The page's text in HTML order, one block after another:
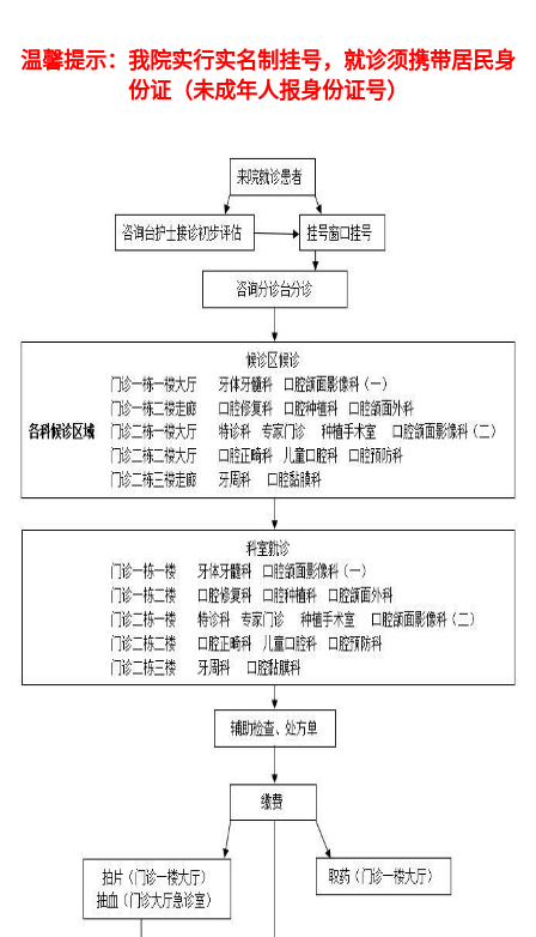
温馨提示：我院实行实名制挂号， 就诊须携带居民身
份证（未成年人报身份证号）